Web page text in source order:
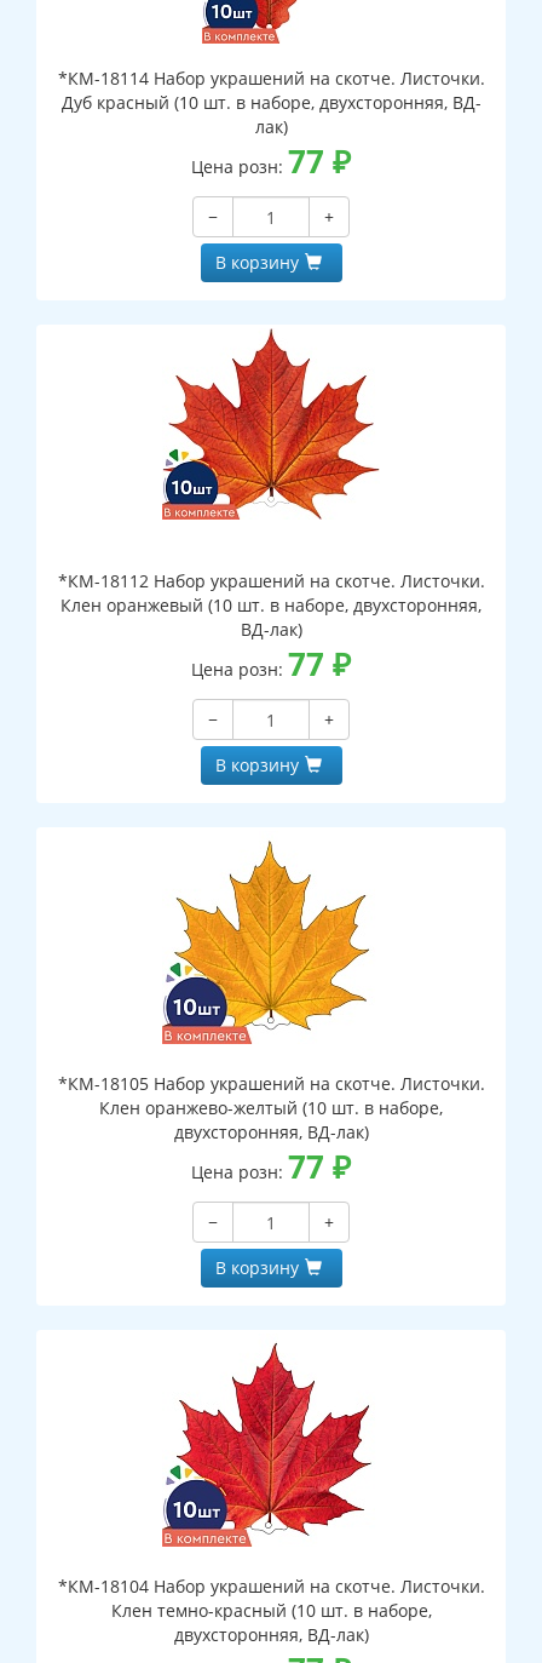
*КМ-18114 Набор украшений на скотче. Листочки.
Дуб красный (10 шт. в наборе, двухсторонняя, ВД-
лак)
Цена розн: 77 ₽
−
+
В корзину
*КМ-18112 Набор украшений на скотче. Листочки.
Клен оранжевый (10 шт. в наборе, двухсторонняя,
ВД-лак)
Цена розн: 77 ₽
−
+
В корзину
*КМ-18105 Набор украшений на скотче. Листочки.
Клен оранжево-желтый (10 шт. в наборе,
двухсторонняя, ВД-лак)
Цена розн: 77 ₽
−
+
В корзину
*КМ-18104 Набор украшений на скотче. Листочки.
Клен темно-красный (10 шт. в наборе,
двухсторонняя, ВД-лак)